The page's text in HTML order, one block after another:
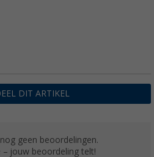
DIT ARTIKEL
geen beoordelingen.
– jouw beoordeling telt!